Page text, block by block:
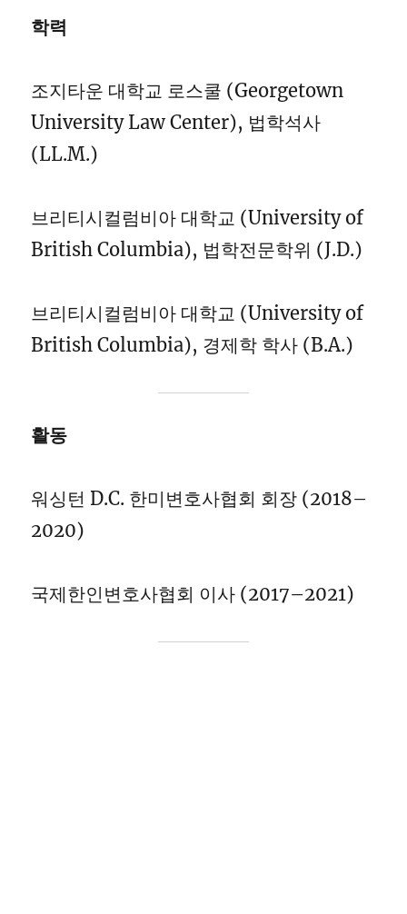
학력
조지타운 대학교 로스쿨 (Georgetown
University Law Center), 법학석사
(LL.M.)
브리티시컬럼비아 대학교 (University of
British Columbia), 법학전문학위 (J.D.)
브리티시컬럼비아 대학교 (University of
British Columbia), 경제학 학사 (B.A.)
활동
워싱턴 D.C. 한미변호사협회 회장 (2018–
2020)
국제한인변호사협회 이사 (2017–2021)